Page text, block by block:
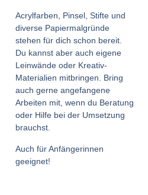
Acrylfarben, Pinsel, Stifte und
diverse Papiermalgründe
stehen für dich schon bereit.
Du kannst aber auch eigene
Leinwände oder Kreativ-
Materialien mitbringen. Bring
auch gerne angefangene
Arbeiten mit, wenn du Beratung
oder Hilfe bei der Umsetzung
brauchst.
Auch für Anfängerinnen
geeignet!